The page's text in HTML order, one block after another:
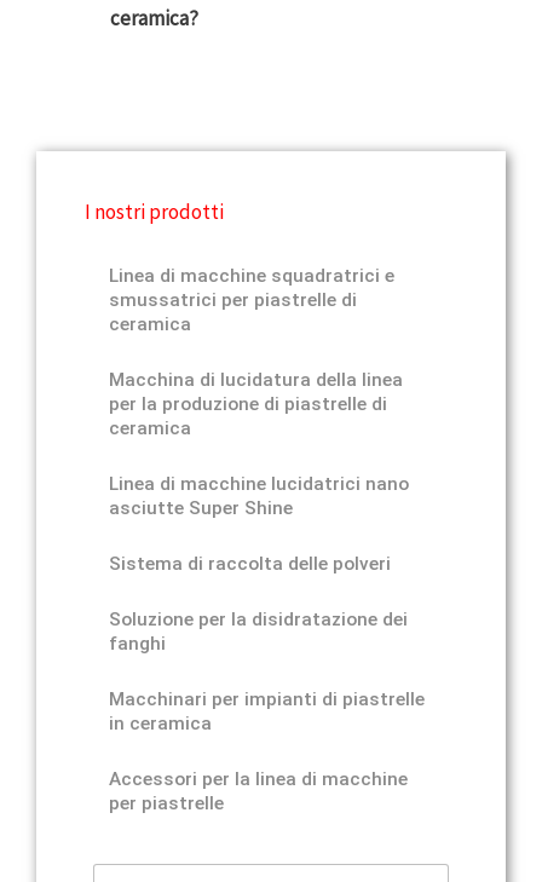
ceramica?
I nostri prodotti
Linea di macchine squadratrici e
smussatrici per piastrelle di
ceramica
Macchina di lucidatura della linea
per la produzione di piastrelle di
ceramica
Linea di macchine lucidatrici nano
asciutte Super Shine
Sistema di raccolta delle polveri
Soluzione per la disidratazione dei
fanghi
Macchinari per impianti di piastrelle
in ceramica
Accessori per la linea di macchine
per piastrelle
N